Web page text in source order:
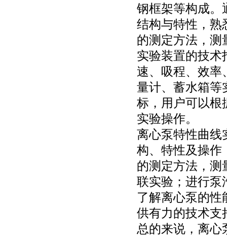
钢框架等构成。
结构与特性，熟
的测定方法，测
实验装置的技术
速、吸程、效率
量计、蓄水箱等
标，用户可以根
实验操作。
离心泵特性曲线
构、特性及操作
的测定方法，测
联实验；进行泵
了解离心泵的
供有力的技术支
总的来说，离心